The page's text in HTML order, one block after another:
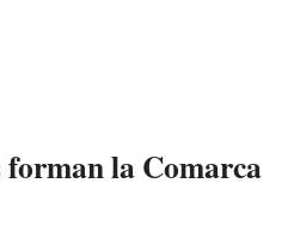
la Comarca